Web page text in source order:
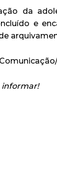
da
e
informar!